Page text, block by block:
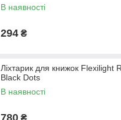
В наявності
294 ₴
Ліхтарик для книжок Flexilight
Black Dots
В наявності
780 ₴